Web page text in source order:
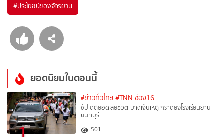
#ประโยชน์ของจักรยาน
ยอดนิยมในตอนนี้
#ข่าวทั่วไทย #TNN ช่อง16
อัปเดตยอดเสียชีวิต-บาดเจ็บเหตุ กราดยิงโรงเรียนย่าน
นนทบุรี
501